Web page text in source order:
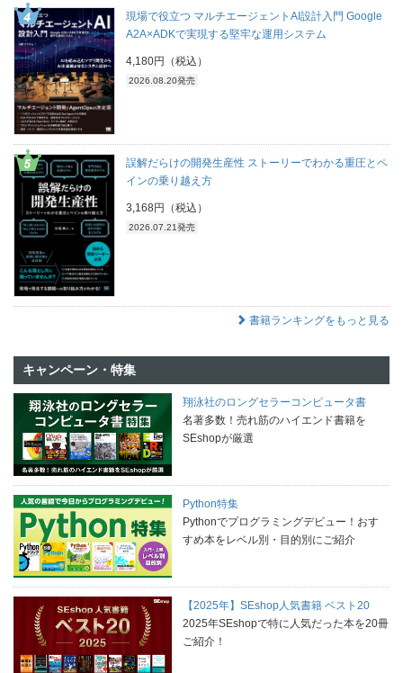
現場で役立つ マルチエージェントAI設計入門 Google
A2A×ADKで実現する堅牢な運用システム
4,180円（税込）
2026.08.20発売
誤解だらけの開発生産性 ストーリーでわかる重圧とペ
インの乗り越え方
3,168円（税込）
2026.07.21発売
書籍ランキングをもっと見る
キャンペーン・特集
翔泳社のロングセラーコンピュータ書
名著多数！売れ筋のハイエンド書籍を
SEshopが厳選
Python特集
Pythonでプログラミングデビュー！おす
すめ本をレベル別・目的別にご紹介
【2025年】SEshop人気書籍 ベスト20
2025年SEshopで特に人気だった本を20冊
ご紹介！